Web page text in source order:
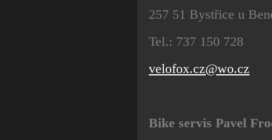
257 51 Bystřice u
Tel.: 737 150 728
velofox.cz@wo.cz
Bike servis Pavel